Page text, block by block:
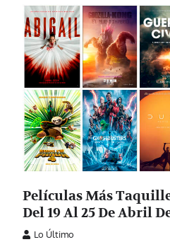
Películas Más
Del 19 Al 25 De Abril
Lo Último